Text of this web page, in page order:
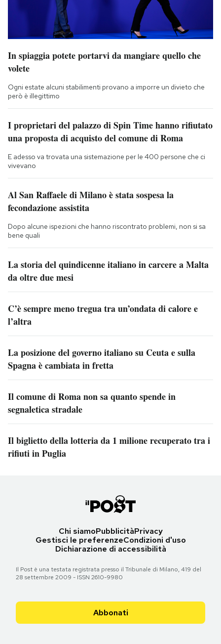
In spiaggia potete portarvi da mangiare quello che
volete
Ogni estate alcuni stabilimenti provano a imporre un divieto che
però è illegittimo
I proprietari del palazzo di Spin Time hanno rifiutato
una proposta di acquisto del comune di Roma
E adesso va trovata una sistemazione per le 400 persone che ci
vivevano
Al San Raffaele di Milano è stata sospesa la
fecondazione assistita
Dopo alcune ispezioni che hanno riscontrato problemi, non si sa
bene quali
La storia del quindicenne italiano in carcere a Malta
da oltre due mesi
C’è sempre meno tregua tra un’ondata di calore e
l’altra
La posizione del governo italiano su Ceuta e sulla
Spagna è cambiata in fretta
Il comune di Roma non sa quanto spende in
segnaletica stradale
Il biglietto della lotteria da 1 milione recuperato tra i
rifiuti in Puglia
Chi siamoPubblicitàPrivacy
Gestisci le preferenzeCondizioni d'uso
Dichiarazione di accessibilità
Il Post è una testata registrata presso il Tribunale di Milano, 419 del
28 settembre 2009 - ISSN 2610-9980
Abbonati